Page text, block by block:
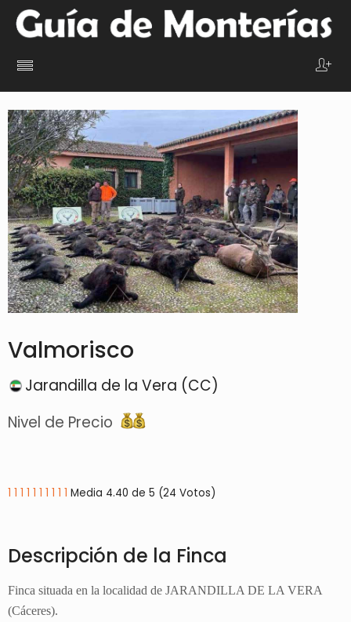
Valmorisco
Jarandilla de la Vera (CC)
Nivel de Precio
1 1 1 1 1 1 1 1 1 1 Media 4.40 de 5 (24 Votos)
Descripción de la Finca
Finca situada en la localidad de JARANDILLA DE LA VERA
(Cáceres).